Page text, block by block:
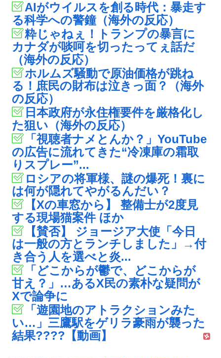
AIがウイルスを創る時代：暴走す
る科学への警鐘（海外の反応）
粋じゃねぇ！トランプの暴言に
カナダが啖呵を切ったってぇ話だ
（海外の反応）
ホルムズ騒動で原油価格が跳ね
る！庶民の財布は泣きっ面？（海外
の反応）
日本政府が永住権要件を厳格化し
た狙い（海外の反応）
「視聴者ナメとんか？」YouTube
の広告に流れてきた“冷凍庫の霜取
りスプレー”...
ロシアの将軍様、謎の爆死！裏に
は何が隠れてやがるんだい？
【Xの車窓から】 整備士が2度見
する現場猫案件 ほか
【賛否】 ジョージア大使「今日
は一般の方とランチしました」→付
き合う人を選べと炎...
「どこからが鬱で、どこからが
甘え？」…あるX民の素朴な疑問が
Xで論争に
「遊園地のアトラクションみた
い…」三鷹駅をゲリラ豪雨が襲った
結果????【動画】